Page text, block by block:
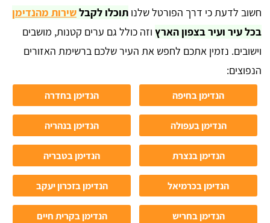
חשוב לדעת כי דרך הפורטל שלנו תוכלו לקבלשירות מהנדימן
בכל עיר ועיר בצפון הארץ וזה כולל גם ערים קטנות, מושבים
וישובים. נזמין אתכם לחפש את העיר שלכם ברשימת האזורים
הנפוצים:
הנדימן בחיפה הנדימן בחדרה
הנדימן בעפולה הנדימן בנהריה
הנדימן בנצרת הנדימן בטבריה
הנדימן בכרמיאל הנדימן בזכרון יעקב
הנדימן בחריש הנדימן בקרית חיים